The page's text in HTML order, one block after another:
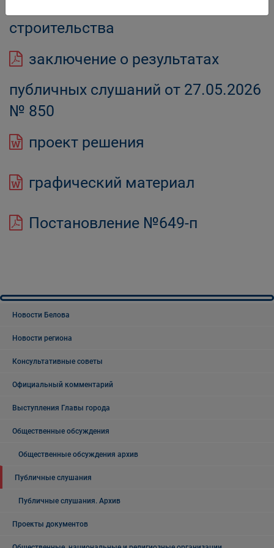
строительства
заключение о результатах
публичных слушаний от 27.05.2026
№ 850
проект решения
графический материал
Постановление №649-п
Новости Белова
Новости региона
Консультативные советы
Официальный комментарий
Выступления Главы города
Общественные обсуждения
Общественные обсуждения архив
Публичные слушания
Публичные слушания. Архив
Проекты документов